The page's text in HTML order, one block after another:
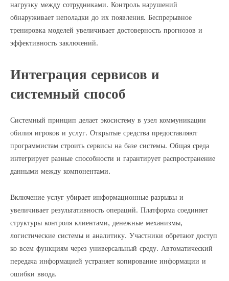
нагрузку между сотрудниками. Контроль нарушений
обнаруживает неполадки до их появления. Беспрерывное
тренировка моделей увеличивает достоверность прогнозов и
эффективность заключений.
Интеграция сервисов и
системный способ
Системный принцип делает экосистему в узел коммуникации
обилия игроков и услуг. Открытые средства предоставляют
программистам строить сервисы на базе системы. Общая среда
интегрирует разные способности и гарантирует распространение
данными между компонентами.
Включение услуг убирает информационные разрывы и
увеличивает результативность операций. Платформа соединяет
структуры контроля клиентами, денежные механизмы,
логистические системы и аналитику. Участники обретают доступ
ко всем функциям через универсальный среду. Автоматический
передача информацией устраняет копирование информации и
ошибки ввода.